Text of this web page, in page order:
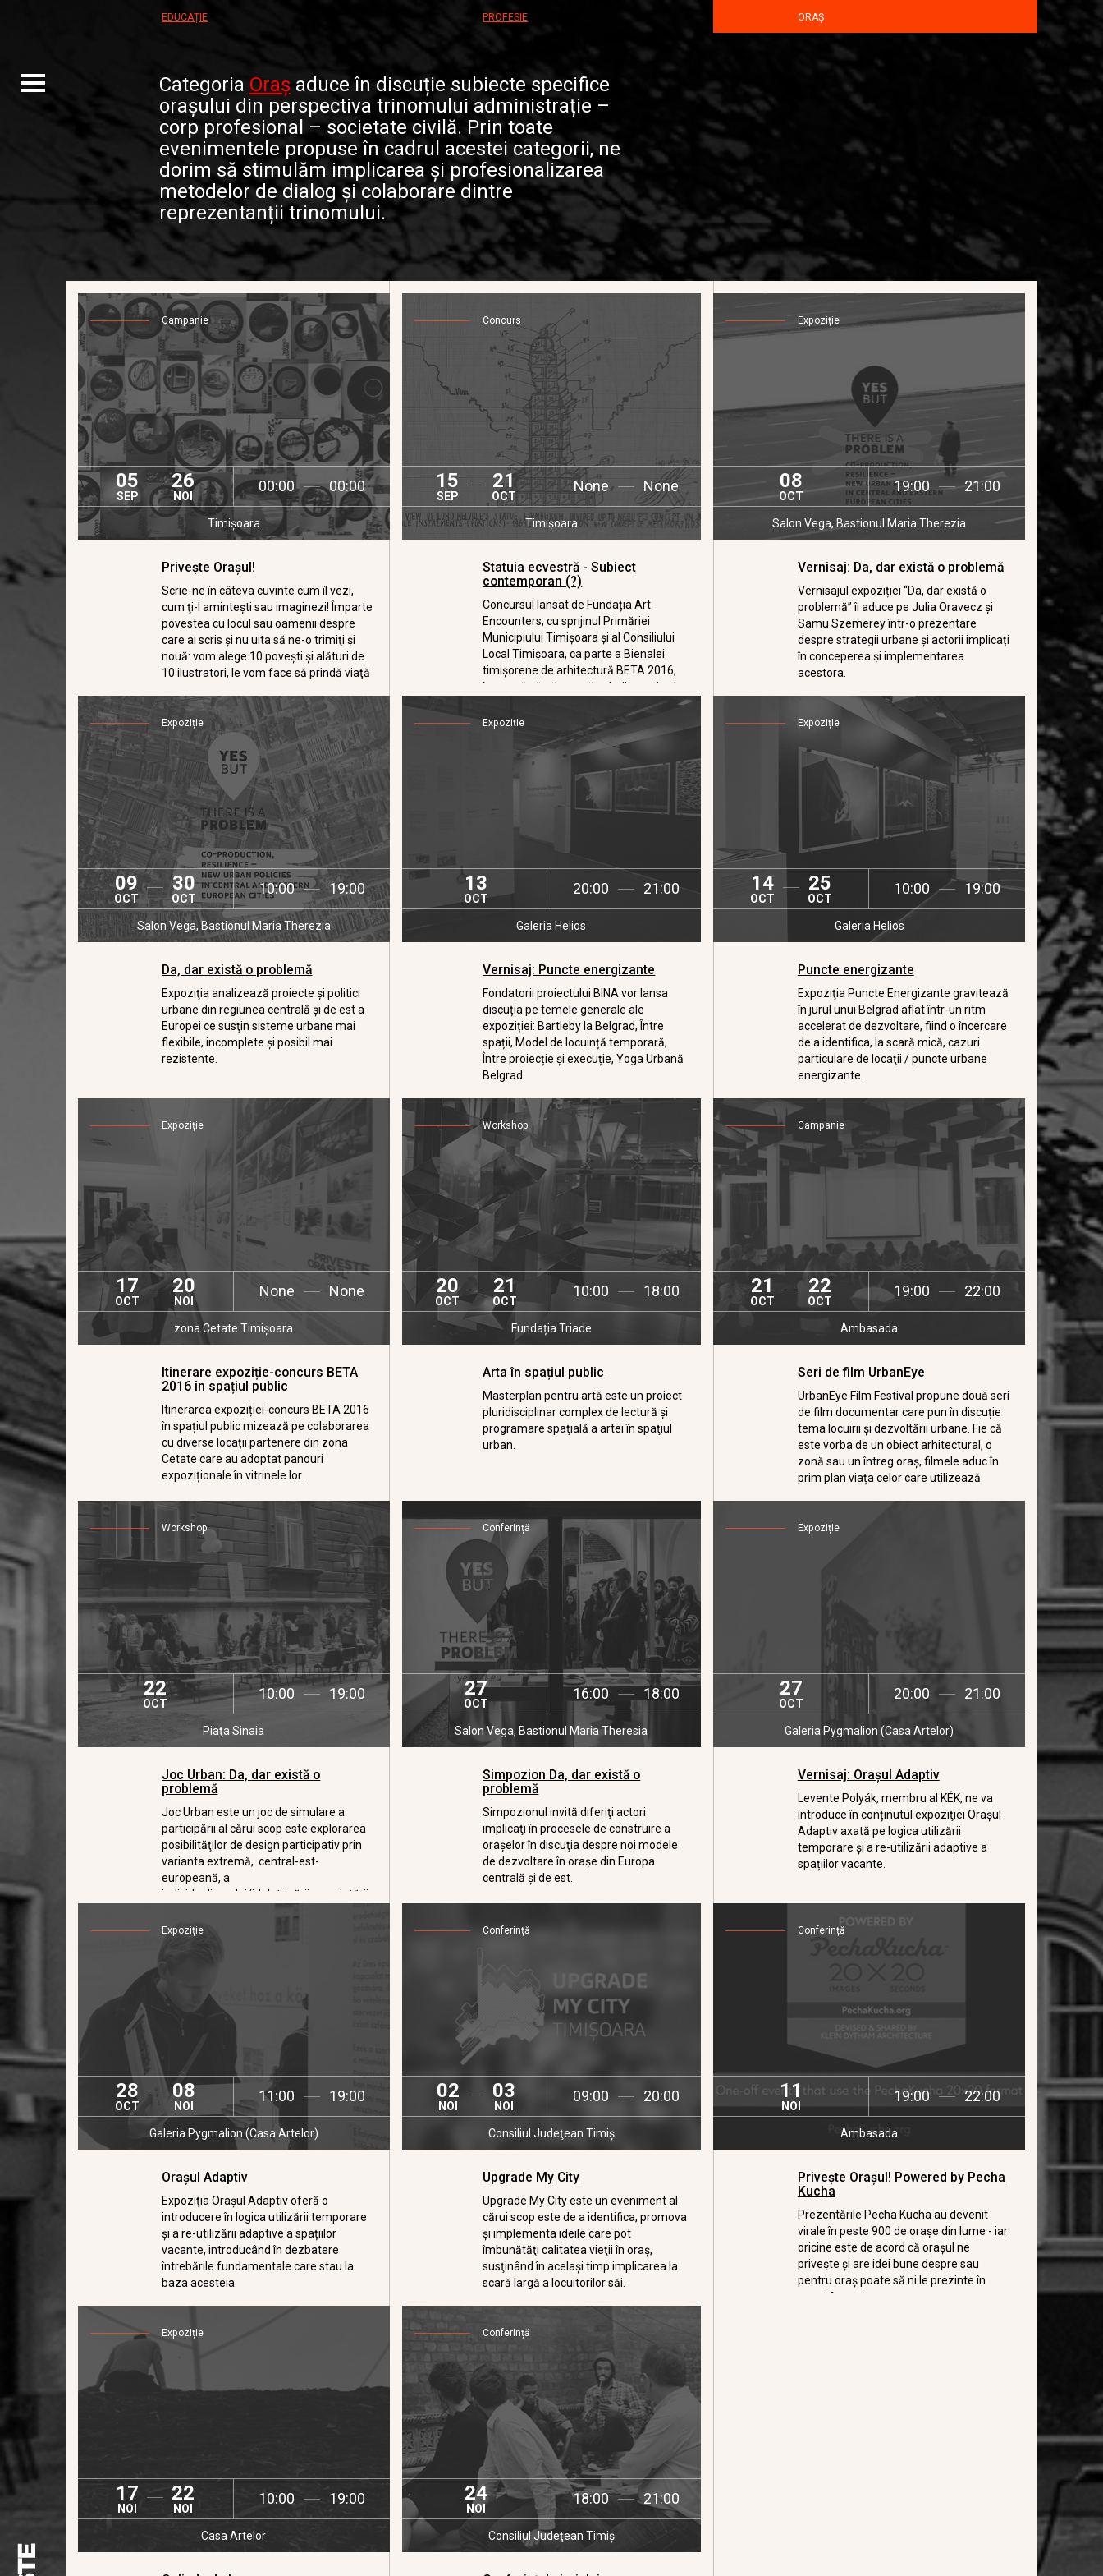
Toggle
EDUCAȚIE PROFESIE ORAȘ
Categoria Orașaduce în discuție subiecte specifice
orașului din perspectiva trinomului administrație –
corp profesional – societate civilă. Prin toate
evenimentele propuse în cadrul acestei categorii, ne
dorim să stimulăm implicarea și profesionalizarea
metodelor de dialog și colaborare dintre
reprezentanții trinomului.
Campanie
05
SEP
26
NOI
00:00 00:00
Timișoara
Privește Orașul!
Scrie-ne în câteva cuvinte cum îl vezi,
cum ţi-l aminteşti sau imaginezi! Împarte
povestea cu locul sau oamenii despre
care ai scris şi nu uita să ne-o trimiţi şi
nouă: vom alege 10 poveşti şi alături de
10 ilustratori, le vom face să prindă viaţă
Concurs
15
SEP
21
OCT
None None
Timișoara
Statuia ecvestră - Subiect
contemporan (?)
Concursul lansat de Fundația Art
Encounters, cu sprijinul Primăriei
Municipiului Timișoara și al Consiliului
Local Timișoara, ca parte a Bienalei
timișorene de arhitectură BETA 2016,
încearcă să găsească soluții creative la
provocările ridicate de tema: “Statuia
ecvestră – Subiect contemporan (?)”.
Expoziție
08
OCT
19:00 21:00
Salon Vega, Bastionul Maria Therezia
Vernisaj: Da, dar există o problemă
Vernisajul expoziției “Da, dar există o
problemă” îi aduce pe Julia Oravecz și
Samu Szemerey într-o prezentare
despre strategii urbane și actorii implicați
în conceperea și implementarea
acestora.
Expoziție
09
OCT
30
OCT
10:00 19:00
Salon Vega, Bastionul Maria Therezia
Da, dar există o problemă
Expoziţia analizează proiecte şi politici
urbane din regiunea centrală şi de est a
Europei ce susţin sisteme urbane mai
flexibile, incomplete şi posibil mai
rezistente.
Expoziție
13
OCT
20:00 21:00
Galeria Helios
Vernisaj: Puncte energizante
Fondatorii proiectului BINA vor lansa
discuția pe temele generale ale
expoziției: Bartleby la Belgrad, Între
spații, Model de locuință temporară,
Între proiecție și execuție, Yoga Urbană
Belgrad.
Expoziție
14
OCT
25
OCT
10:00 19:00
Galeria Helios
Puncte energizante
Expoziţia Puncte Energizante gravitează
în jurul unui Belgrad aflat într-un ritm
accelerat de dezvoltare, fiind o încercare
de a identifica, la scară mică, cazuri
particulare de locaţii / puncte urbane
energizante.
Expoziție
17
OCT
20
NOI
None None
zona Cetate Timișoara
Itinerare expoziție-concurs BETA
2016 în spațiul public
Itinerarea expoziției-concurs BETA 2016
în spațiul public mizează pe colaborarea
cu diverse locații partenere din zona
Cetate care au adoptat panouri
expoziționale în vitrinele lor.
Workshop
20
OCT
21
OCT
10:00 18:00
Fundația Triade
Arta în spațiul public
Masterplan pentru artă este un proiect
pluridisciplinar complex de lectură şi
programare spaţială a artei în spaţiul
urban.
Campanie
21
OCT
22
OCT
19:00 22:00
Ambasada
Seri de film UrbanEye
UrbanEye Film Festival propune două seri
de film documentar care pun în discuție
tema locuirii și dezvoltării urbane. Fie că
este vorba de un obiect arhitectural, o
zonă sau un întreg oraș, filmele aduc în
prim plan viața celor care utilizează
Workshop
22
OCT
10:00 19:00
Piaţa Sinaia
Joc Urban: Da, dar există o
problemă
Joc Urban este un joc de simulare a
participării al cărui scop este explorarea
posibilităţilor de design participativ prin
varianta extremă, central-est-
europeană, a
individualismului/idolatrizării proprietăţii
Conferință
27
OCT
16:00 18:00
Salon Vega, Bastionul Maria Theresia
Simpozion Da, dar există o
problemă
Simpozionul invită diferiţi actori
implicaţi în procesele de construire a
oraşelor în discuţia despre noi modele
de dezvoltare în oraşe din Europa
centrală şi de est.
Expoziție
27
OCT
20:00 21:00
Galeria Pygmalion (Casa Artelor)
Vernisaj: Orașul Adaptiv
Levente Polyák, membru al KÉK, ne va
introduce în conținutul expoziţiei Oraşul
Adaptiv axată pe logica utilizării
temporare şi a re-utilizării adaptive a
spațiilor vacante.
Expoziție
28
OCT
08
NOI
11:00 19:00
Galeria Pygmalion (Casa Artelor)
Orașul Adaptiv
Expoziţia Oraşul Adaptiv oferă o
introducere în logica utilizării temporare
şi a re-utilizării adaptive a spațiilor
vacante, introducând în dezbatere
întrebările fundamentale care stau la
baza acesteia.
Conferință
02
NOI
03
NOI
09:00 20:00
Consiliul Judeţean Timiş
Upgrade My City
Upgrade My City este un eveniment al
cărui scop este de a identifica, promova
şi implementa ideile care pot
îmbunătăţi calitatea vieţii în oraş,
susţinând în acelaşi timp implicarea la
scară largă a locuitorilor săi.
Conferință
11
NOI
19:00 22:00
Ambasada
Privește Orașul! Powered by Pecha
Kucha
Prezentările Pecha Kucha au devenit
virale în peste 900 de orașe din lume - iar
oricine este de acord că orașul ne
privește și are idei bune despre sau
pentru oraș poate să ni le prezinte în
acest format.
Expoziție
17
NOI
22
NOI
10:00 19:00
Casa Artelor
Conferință
24
NOI
18:00 21:00
Consiliul Judeţean Timiş